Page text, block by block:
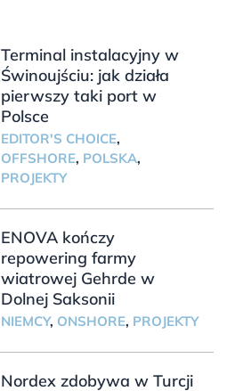
Terminal instalacyjny w
Świnoujściu: jak działa
pierwszy taki port w
Polsce
EDITOR'S CHOICE,
OFFSHORE, POLSKA,
PROJEKTY
ENOVA kończy
repowering farmy
wiatrowej Gehrde w
Dolnej Saksonii
NIEMCY, ONSHORE, PROJEKTY
Nordex zdobywa w Turcji